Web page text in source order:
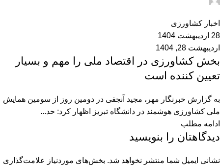
اخبار کشاورزی
28 اردیبهشت 1404
اردیبهشت 28, 1404
بخش کشاورزی در اقتصاد ملی را مهم و بسیار
تعیین کننده است
به گزارش خبرنگار مهر، مجید آنجفی در دومین روز از سومین همایش
ملی کشاورزی هوشمند در دانشگاه تبریز اظهار کرد: حد...
ادامه مطلب
دیدگاهتان را بنویسید
نشانی ایمیل شما منتشر نخواهد شد. بخش‌های موردنیاز علامت‌گذاری